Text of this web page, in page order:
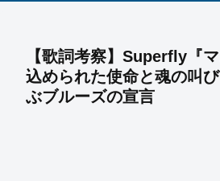
【歌詞考察】Superfly『
込められた使命と魂の叫
ぶブルーズの宣言